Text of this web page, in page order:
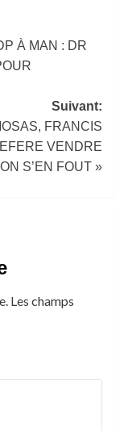
À MAN : DR
Suivant:
FRANCIS
VENDRE
S’EN FOUT »
Les champs